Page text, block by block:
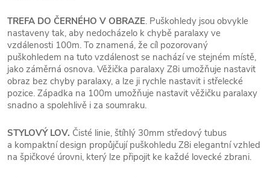
TREFA DO ČERNÉHO V OBRAZE. Puškohledy jsou obvykle
nastaveny tak, aby nedocházelo k chybě paralaxy ve
vzdálenosti 100m. To znamená, že cíl pozorovaný
puškohledem na tuto vzdálenost se nachází ve stejném místě,
jako záměrná osnova. Věžička paralaxy Z8i umožňuje nastavit
obraz bez chyby paralaxy, a lze ji rychle nastavit i střelecké
pozice. Západka na 100m umožňuje nastavit věžičku paralaxy
snadno a spolehlivě i za soumraku.
STYLOVÝ LOV. Čisté linie, štíhlý 30mm středový tubus
a kompaktní design propůjčují puškohledu Z8i elegantní vzhled
na špičkové úrovni, který lze připojit ke každé lovecké zbrani.